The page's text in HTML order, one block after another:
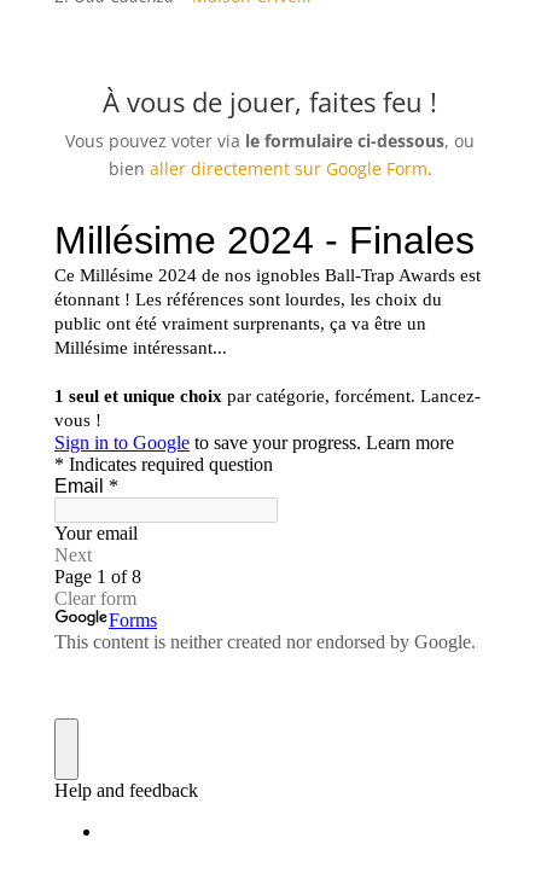
À vous de jouer, faites feu !
Vous pouvez voter via le formulaire ci-dessous, ou
bien aller directement sur Google Form.